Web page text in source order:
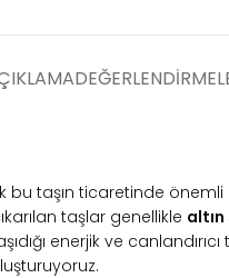
taşın ticaretinde
taşlar genellikle altın
enerjik ve